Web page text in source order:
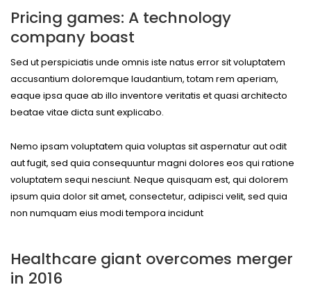
Pricing games: A technology
company boast
Sed ut perspiciatis unde omnis iste natus error sit voluptatem
accusantium doloremque laudantium, totam rem aperiam,
eaque ipsa quae ab illo inventore veritatis et quasi architecto
beatae vitae dicta sunt explicabo.
Nemo ipsam voluptatem quia voluptas sit aspernatur aut odit
aut fugit, sed quia consequuntur magni dolores eos qui ratione
voluptatem sequi nesciunt. Neque quisquam est, qui dolorem
ipsum quia dolor sit amet, consectetur, adipisci velit, sed quia
non numquam eius modi tempora incidunt
Healthcare giant overcomes merger
in 2016